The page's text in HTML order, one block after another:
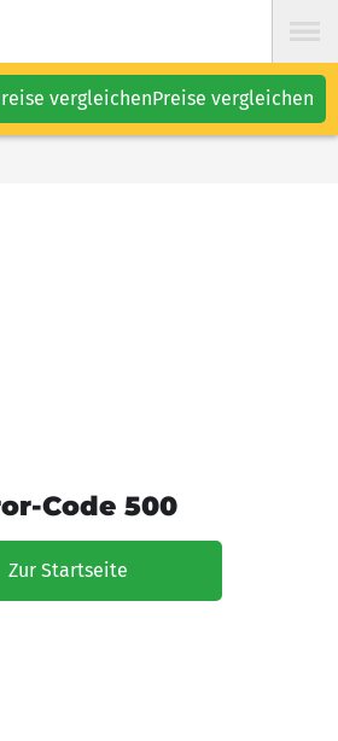
vergleichenPreise vergleichen
Code 500
Zur Startseite